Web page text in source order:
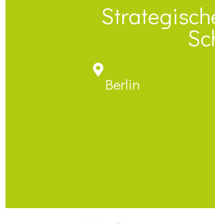
Berlin